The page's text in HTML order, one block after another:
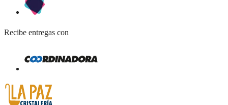
Recibe entregas con